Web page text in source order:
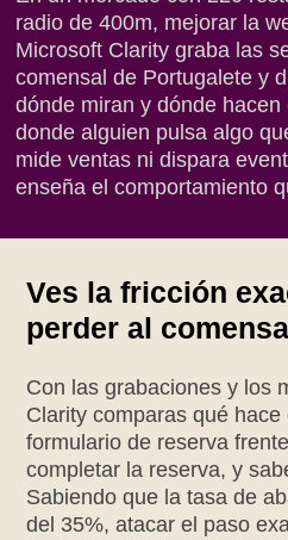
radio de 400m, mejorar la
Microsoft Clarity graba las
comensal de Portugalete y
dónde miran y dónde
donde alguien pulsa algo
mide ventas ni dispara
enseña el comportamiento
Ves la fricción
perder al
Con las grabaciones y los
Clarity comparas qué hace
formulario de reserva
completar la reserva, y
Sabiendo que la tasa de
del 35%, atacar el paso